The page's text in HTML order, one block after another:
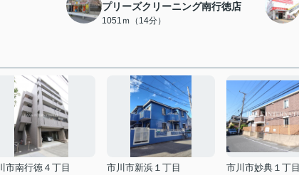
プリーズクリーニング南行徳店
1051ｍ（14分）
市南行徳４丁目
市川市新浜１丁目
市川市妙典１丁目